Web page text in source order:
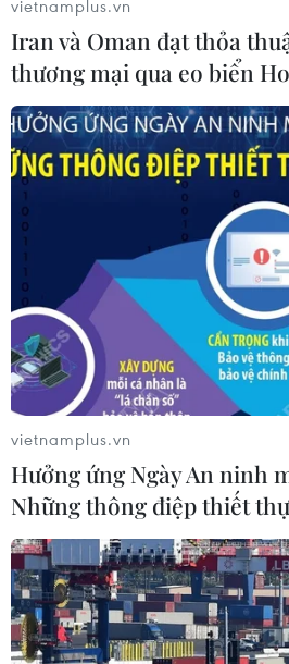
#Tháp Eiffel #Du lịch
#Vận
vietnamplus.vn
Iran và Oman đạt thỏa
thương mại qua eo biển
vietnamplus.vn
Hưởng ứng Ngày An ninh
Những thông điệp thiết